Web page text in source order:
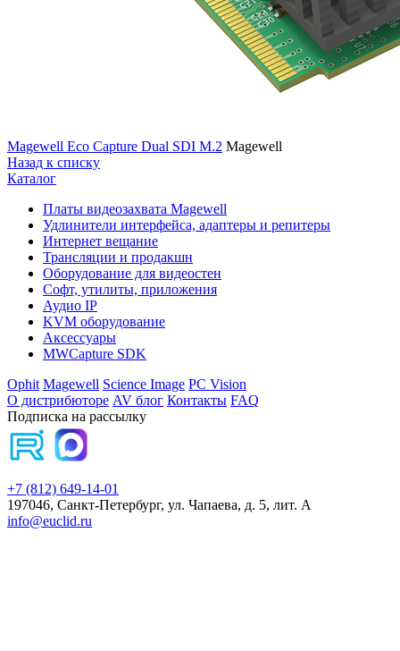
Magewell Eco Capture Dual SDI M.2 Magewell
Назад к списку
Каталог
Платы видеозахвата Magewell
Удлинители интерфейса, адаптеры и репитеры
Интернет вещание
Трансляции и продакшн
Оборудование для видеостен
Софт, утилиты, приложения
Аудио IP
KVM оборудование
Аксессуары
MWCapture SDK
Ophit Magewell Science Image PC Vision
О дистрибюторе AV блог Контакты FAQ
Подписка на рассылку
+7 (812) 649-14-01
197046, Санкт-Петербург, ул. Чапаева, д. 5, лит. А
info@euclid.ru